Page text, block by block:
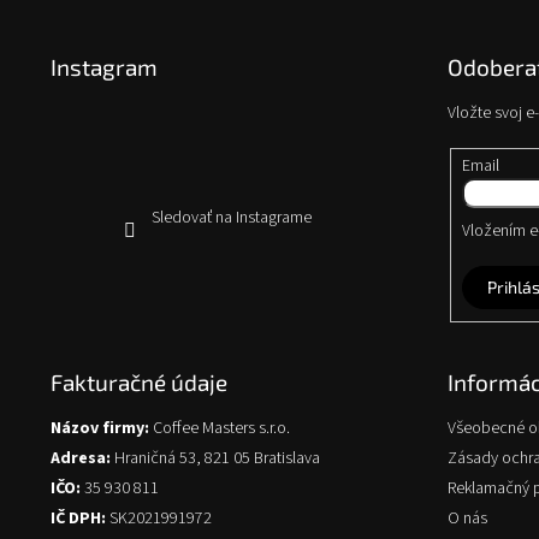
Instagram
Sledovať na Instagrame
Vložte svoj
Email
Vložením
Fakturačné údaje
Názov firmy: Coffee Masters s.r.o.
Adresa: Hraničná 53, 821 05 Bratislava
IČO: 35 930 811
IČ DPH: SK2021991972
Všeobecné
Zásady
Reklamačný
O nás